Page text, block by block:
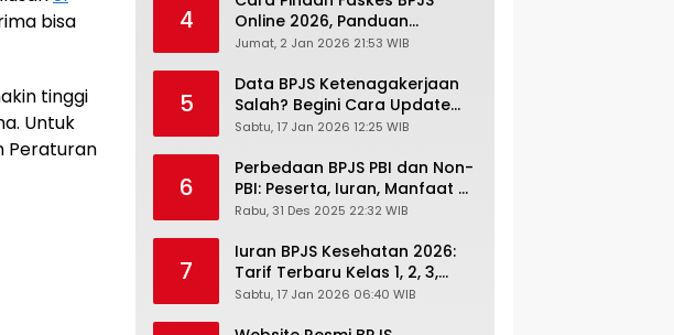
bisa
tinggi
Untuk
Peraturan
4
Online 2026, Panduan
Lengkap via Mobile JKN,
Cabang
Jumat, 2 Jan 2026 21:53 WIB
5
Data BPJS Ketenagakerjaan
Salah? Begini Cara Update
Rekening, Alamat, HP di JMO
Sabtu, 17 Jan 2026 12:25 WIB
6
Perbedaan BPJS PBI dan Non-
PBI: Peserta, Iuran, Manfaat &
Masa Berlaku Terbaru 2026
Rabu, 31 Des 2025 22:32 WIB
7
Iuran BPJS Kesehatan 2026:
Tarif Terbaru Kelas 1, 2, 3,
Cara Bayar, Denda &
Sabtu, 17 Jan 2026 06:40 WIB